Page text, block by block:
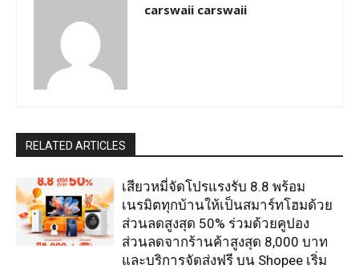
carswaii carswaii
RELATED ARTICLES
เสียวหมี่จัดโปรแรงรับ 8.8 พร้อม
เนรมิตทุกบ้านให้เป็นสมาร์ทโฮมด้วย
ส่วนลดสูงสุด 50% ร่วมด้วยคูปอง
ส่วนลดจากร้านค้าสูงสุด 8,000 บาท
และบริการจัดส่งฟรี บน Shopee เริ่ม